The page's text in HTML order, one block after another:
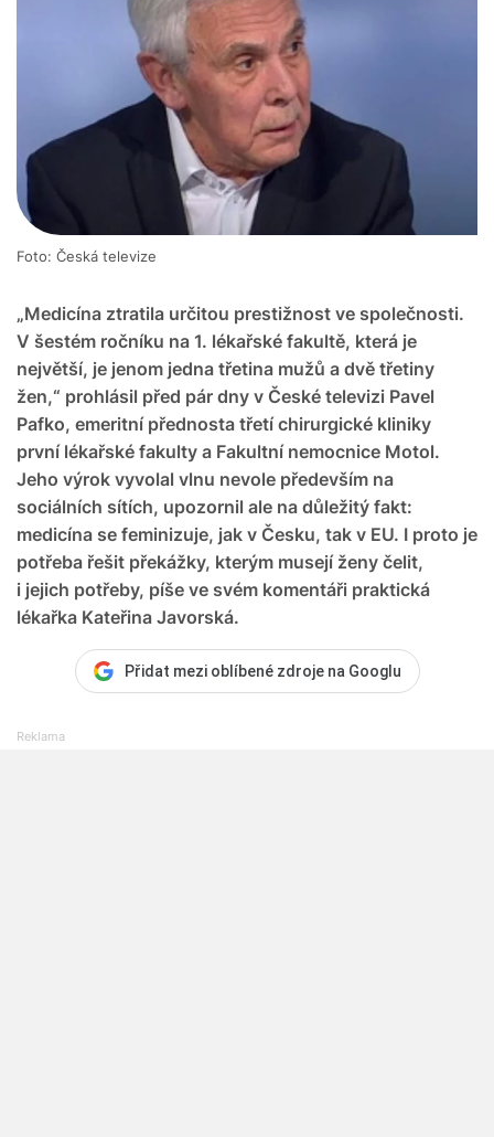
„Medicína ztratila určitou prestižnost ve společnosti.
V šestém ročníku na 1. lékařské fakultě, která je
největší, je jenom jedna třetina mužů a dvě třetiny
žen,“ prohlásil před pár dny v České televizi Pavel
Pafko, emeritní přednosta třetí chirurgické kliniky
první lékařské fakulty a Fakultní nemocnice Motol.
Jeho výrok vyvolal vlnu nevole především na
sociálních sítích, upozornil ale na důležitý fakt:
medicína se feminizuje, jak v Česku, tak v EU. I proto je
potřeba řešit překážky, kterým musejí ženy čelit,
i jejich potřeby, píše ve svém komentáři praktická
lékařka Kateřina Javorská.
Foto: Česká televize
Přidat mezi oblíbené zdroje na Googlu